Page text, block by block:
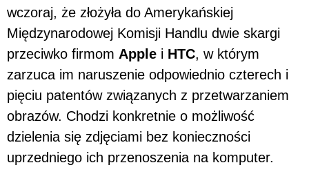
wczoraj, że złożyła do Amerykańskiej
Międzynarodowej Komisji Handlu dwie skargi
przeciwko firmom Apple i HTC, w którym
zarzuca im naruszenie odpowiednio czterech i
pięciu patentów związanych z przetwarzaniem
obrazów. Chodzi konkretnie o możliwość
dzielenia się zdjęciami bez konieczności
uprzedniego ich przenoszenia na komputer.